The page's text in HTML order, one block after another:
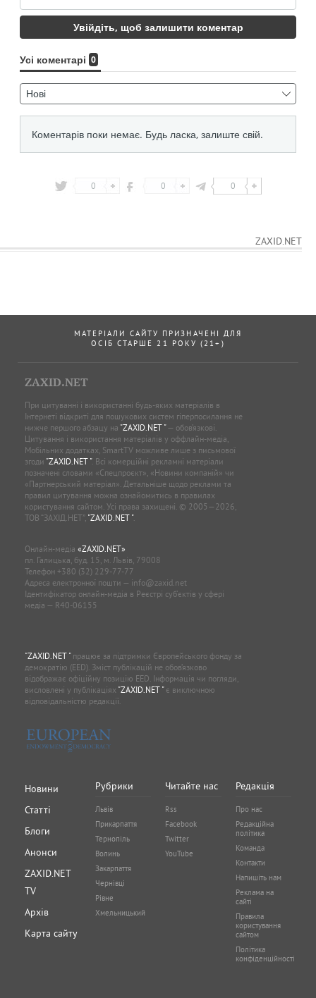
0 0 0
ZAXID.NET
МАТЕРІАЛИ САЙТУ ПРИЗНАЧЕНІ ДЛЯ
ОСІБ СТАРШЕ 21 РОКУ (21+)
ZAXID.NET
При цитуванні і використанні будь-яких матеріалів в
Інтернеті відкриті для пошукових систем гіперпосилання не
нижче першого абзацу на "ZAXID.NET "— обов’язкові.
Цитування і використання матеріалів у оффлайн-медіа,
Мобільних додатках, SmartTV можливе лише з письмової
згоди "ZAXID.NET ". Всі комерційні рекламні матеріали
позначені словами «Спецпроєкт», «Новини компаній» чи
«Партнерський матеріал». Детальніше щодо реклами та
правил цитування можна ознайомитись в правилах
користування сайтом. Усі права захищені. © 2005—2026,
ТОВ “ЗАХІД.НЕТ”, "ZAXID.NET ".
Онлайн-медіа «ZAXID.NET»
пл. Галицька, буд. 15, м. Львів, 79008
Телефон +380 (32) 229-77-77
Адреса електронної пошти — info@zaxid.net
Ідентифікатор онлайн-медіа в Реєстрі суб'єктів у сфері
медіа — R40-06155
"ZAXID.NET "працює за підтримки Європейського фонду за
демократію (EED). Зміст публікацій не обов’язково
відображає офіційну позицію EED. Інформація чи погляди,
висловлені у публікаціях "ZAXID.NET "є виключною
відповідальністю редакції.
Новини
Статті
Блоги
Анонси
ZAXID.NET
TV
Архів
Карта сайту
Рубрики
Львів
Прикарпаття
Тернопіль
Волинь
Закарпаття
Чернівці
Рівне
Хмельницький
Читайте нас
Rss
Facebook
Twitter
YouTube
Редакція
Про нас
Редакційна
політика
Команда
Контакти
Напишіть нам
Реклама на
сайті
Правила
користування
сайтом
Політика
конфіденційності